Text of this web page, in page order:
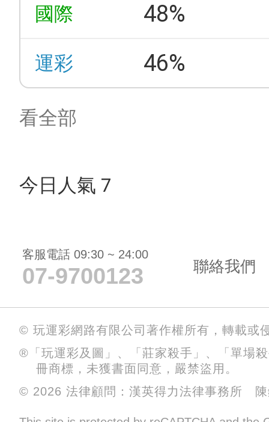
國際 48%
運彩 46%
看全部
今日人氣 7
客服電話 09:30 ~ 24:00
07-9700123 聯絡我們
© 玩運彩網路有限公司著作權所有，轉載或
®「玩運彩及圖」、「莊家殺手」、「單場
冊商標，未獲書面同意，嚴禁盜用。
© 2026 法律顧問：漢英得力法律事務所 陳